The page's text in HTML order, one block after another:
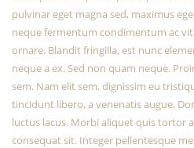
pulvinar eget magna sed, maximus
neque fermentum condimentum ac
ornare. Blandit fringilla, est nunc
neque a ex. Sed non quam neque.
sem. Nam elit sem, dignissim eu
tincidunt libero, a venenatis augue.
luctus lacus. Morbi aliquet quis tortor
consequat sit. Integer pellentesque